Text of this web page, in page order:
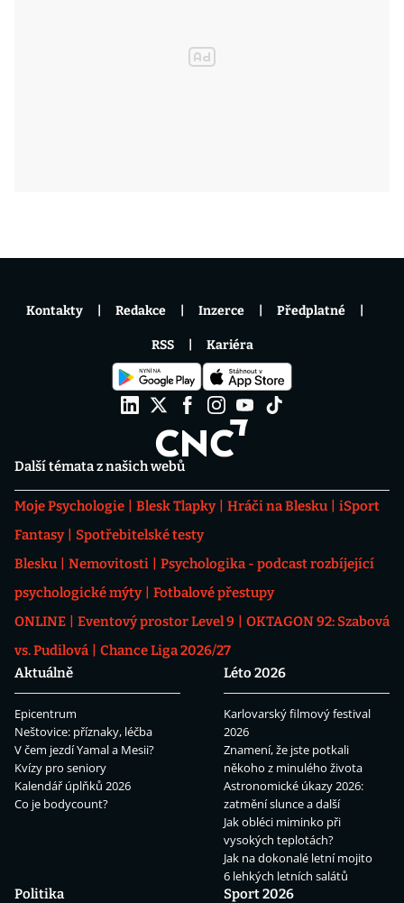
Další témata z našich webů
Moje Psychologie Blesk Tlapky Hráči na Blesku
iSport
Fantasy
Spotřebitelské testy
Blesku
Nemovitosti
Psychologika - podcast rozbíjející
psychologické mýty
Fotbalové přestupy
ONLINE
Eventový prostor Level 9
OKTAGON 92: Szabová
vs. Pudilová
Chance Liga 2026/27
Aktuálně
Epicentrum
Neštovice: příznaky, léčba
V čem jezdí Yamal a Mesii?
Kvízy pro seniory
Kalendář úplňků 2026
Co je bodycount?
Léto 2026
Karlovarský filmový festival
2026
Znamení, že jste potkali
někoho z minulého života
Astronomické úkazy 2026:
zatmění slunce a další
Jak obléci miminko při
vysokých teplotách?
Jak na dokonalé letní mojito
6 lehkých letních salátů
Politika
Sport 2026
Kontakty Redakce Inzerce Předplatné
RSS Kariéra